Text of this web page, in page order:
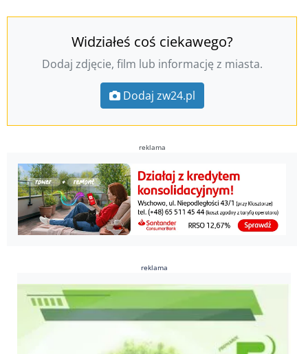
Widziałeś coś ciekawego?
Dodaj zdjęcie, film lub informację z miasta.
Dodaj zw24.pl
reklama
reklama